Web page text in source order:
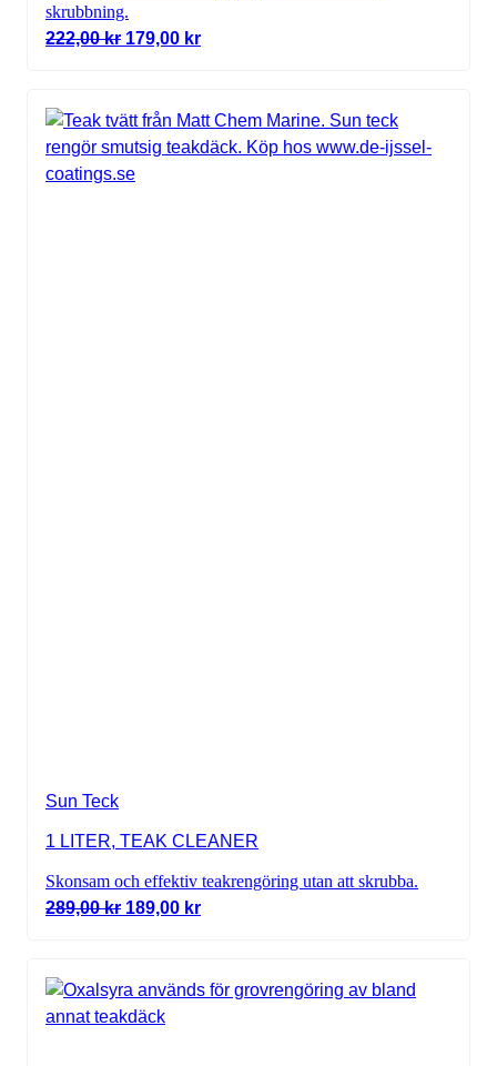
skrubbning.
222,00kr Det ursprungliga priset var: 222,00 kr.
179,00 krDet nuvarande priset är: 179,00 kr.
Sun Teck
1 LITER, TEAK CLEANER
Skonsam och effektiv teakrengöring utan att skrubba.
289,00kr Det ursprungliga priset var: 289,00 kr.
189,00 krDet nuvarande priset är: 189,00 kr.